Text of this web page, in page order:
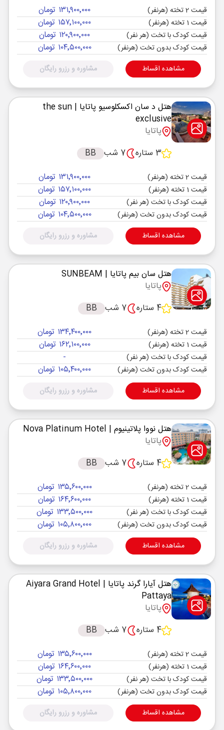
قیمت 2 تخته (هرنفر) ۱۳۱٬۹۰۰٬۰۰۰ تومان
قیمت 1 تخته (هرنفر) ۱۵۷٬۱۰۰٬۰۰۰ تومان
قیمت کودک با تخت (هر نفر) ۱۲۰٬۹۰۰٬۰۰۰ تومان
قیمت کودک بدون تخت (هرنفر) ۱۰۴٬۵۰۰٬۰۰۰ تومان
مشاهده اقساط مشاوره و رزرو رایگان
هتل د سان اکسکلوسیو پاتایا
| the sun
exclusive
پاتایا
3 ستاره
7 شب BB
قیمت 2 تخته (هرنفر) ۱۳۱٬۹۰۰٬۰۰۰ تومان
قیمت 1 تخته (هرنفر) ۱۵۷٬۱۰۰٬۰۰۰ تومان
قیمت کودک با تخت (هر نفر) ۱۲۰٬۹۰۰٬۰۰۰ تومان
قیمت کودک بدون تخت (هرنفر) ۱۰۴٬۵۰۰٬۰۰۰ تومان
مشاهده اقساط مشاوره و رزرو رایگان
هتل سان بیم پاتایا | SUNBEAM
پاتایا
4 ستاره
7 شب BB
قیمت 2 تخته (هرنفر) ۱۳۴٬۴۰۰٬۰۰۰ تومان
قیمت 1 تخته (هرنفر) ۱۶۲٬۱۰۰٬۰۰۰ تومان
قیمت کودک با تخت (هر نفر) -
قیمت کودک بدون تخت (هرنفر) ۱۰۵٬۴۰۰٬۰۰۰ تومان
مشاهده اقساط مشاوره و رزرو رایگان
هتل نووا پلاتینیوم | Nova Platinum Hotel
پاتایا
4 ستاره
7 شب BB
قیمت 2 تخته (هرنفر) ۱۳۵٬۶۰۰٬۰۰۰ تومان
قیمت 1 تخته (هرنفر) ۱۶۴٬۶۰۰٬۰۰۰ تومان
قیمت کودک با تخت (هر نفر) ۱۳۳٬۵۰۰٬۰۰۰ تومان
قیمت کودک بدون تخت (هرنفر) ۱۰۵٬۸۰۰٬۰۰۰ تومان
مشاهده اقساط مشاوره و رزرو رایگان
هتل آیارا گرند پاتایا
| Aiyara Grand Hotel
Pattaya
پاتایا
4 ستاره
7 شب BB
قیمت 2 تخته (هرنفر) ۱۳۵٬۶۰۰٬۰۰۰ تومان
قیمت 1 تخته (هرنفر) ۱۶۴٬۶۰۰٬۰۰۰ تومان
قیمت کودک با تخت (هر نفر) ۱۳۳٬۵۰۰٬۰۰۰ تومان
قیمت کودک بدون تخت (هرنفر) ۱۰۵٬۸۰۰٬۰۰۰ تومان
مشاهده اقساط مشاوره و رزرو رایگان